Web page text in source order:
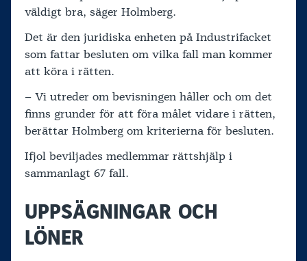
väldigt bra, säger Holmberg.
Det är den juridiska enheten på Industrifacket
som fattar besluten om vilka fall man kommer
att köra i rätten.
– Vi utreder om bevisningen håller och om det
finns grunder för att föra målet vidare i rätten,
berättar Holmberg om kriterierna för besluten.
Ifjol beviljades medlemmar rättshjälp i
sammanlagt 67 fall.
UPPSÄGNINGAR OCH
LÖNER